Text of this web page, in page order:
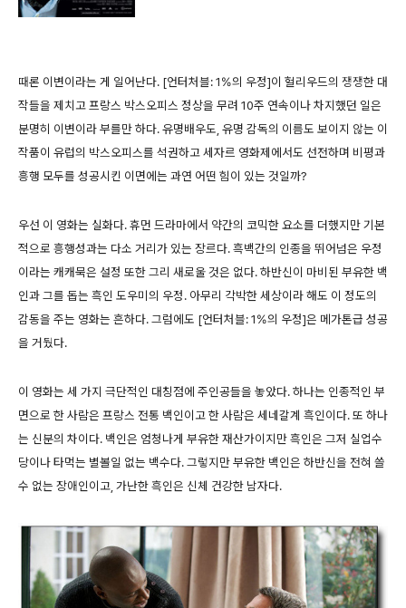
때론 이변이라는 게 일어난다. [언터처블: 1%의 우정]이 헐리우드의 쟁쟁한 대
작들을 제치고 프랑스 박스오피스 정상을 무려 10주 연속이나 차지했던 일은
분명히 이변이라 부를만 하다. 유명배우도, 유명 감독의 이름도 보이지 않는 이
작품이 유럽의 박스오피스를 석권하고 세자르 영화제에서도 선전하며 비평과
흥행 모두를 성공시킨 이면에는 과연 어떤 힘이 있는 것일까?
우선 이 영화는 실화다. 휴먼 드라마에서 약간의 코믹한 요소를 더했지만 기본
적으로 흥행성과는 다소 거리가 있는 장르다. 흑백간의 인종을 뛰어넘은 우정
이라는 캐캐묵은 설정 또한 그리 새로울 것은 없다. 하반신이 마비된 부유한 백
인과 그를 돕는 흑인 도우미의 우정. 아무리 각박한 세상이라 해도 이 정도의
감동을 주는 영화는 흔하다. 그럼에도 [언터처블: 1%의 우정]은 메가톤급 성공
을 거뒀다.
이 영화는 세 가지 극단적인 대칭점에 주인공들을 놓았다. 하나는 인종적인 부
면으로 한 사람은 프랑스 전통 백인이고 한 사람은 세네갈계 흑인이다. 또 하나
는 신분의 차이다. 백인은 엄청나게 부유한 재산가이지만 흑인은 그저 실업수
당이나 타먹는 별볼일 없는 백수다. 그렇지만 부유한 백인은 하반신을 전혀 쓸
수 없는 장애인이고, 가난한 흑인은 신체 건강한 남자다.